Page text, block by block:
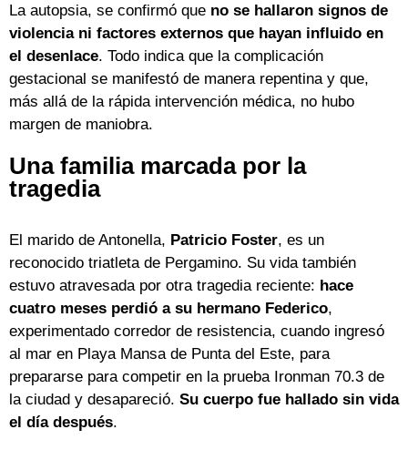
La autopsia, se confirmó que no se hallaron signos de
violencia ni factores externos que hayan influido en
el desenlace. Todo indica que la complicación
gestacional se manifestó de manera repentina y que,
más allá de la rápida intervención médica, no hubo
margen de maniobra.
Una familia marcada por la
tragedia
El marido de Antonella, Patricio Foster, es un
reconocido triatleta de Pergamino. Su vida también
estuvo atravesada por otra tragedia reciente: hace
cuatro meses perdió a su hermano Federico,
experimentado corredor de resistencia, cuando ingresó
al mar en Playa Mansa de Punta del Este, para
prepararse para competir en la prueba Ironman 70.3 de
la ciudad y desapareció. Su cuerpo fue hallado sin vida
el día después.